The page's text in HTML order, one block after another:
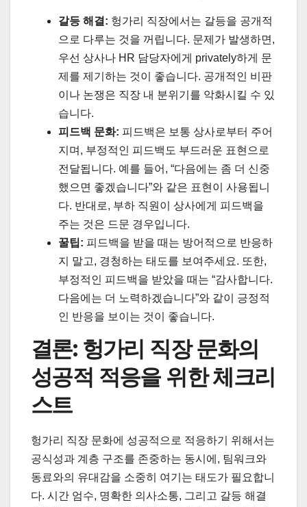
갈등 해결: 헝가리 직장에서는 갈등을 공개적
으로 다루는 것을 꺼립니다. 문제가 발생하면,
우선 상사나 HR 담당자에게 privately하게 문
제를 제기하는 것이 좋습니다. 공개적인 비판
이나 논쟁은 직장 내 분위기를 악화시킬 수 있
습니다.
피드백 문화: 피드백은 보통 상사로부터 주어
지며, 부정적인 피드백도 부드러운 표현으로
전달됩니다. 예를 들어, “다음에는 좀 더 신중
했으면 좋겠습니다”와 같은 표현이 사용됩니
다. 반대로, 부하 직원이 상사에게 피드백을
주는 것은 드문 경우입니다.
꿀팁: 피드백을 받을 때는 방어적으로 반응하
지 말고, 경청하는 태도를 보여주세요. 또한,
부정적인 피드백을 받았을 때는 “감사합니다.
다음에는 더 노력하겠습니다”와 같이 긍정적
인 반응을 보이는 것이 좋습니다.
결론: 헝가리 직장 문화의
성공적 적응을 위한 체크리
스트
헝가리 직장 문화에 성공적으로 적응하기 위해서는
공식성과 계층 구조를 존중하는 동시에, 팀워크와
동료와의 유대감을 소중히 여기는 태도가 필요합니
다. 시간 엄수, 명확한 의사소통, 그리고 갈등 해결